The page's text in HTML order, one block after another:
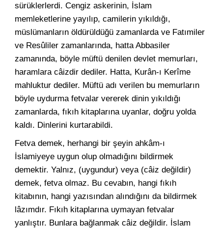
sürüklerlerdi. Cengiz askerinin, İslam
memleketlerine yayılıp, camilerin yıkıldığı,
müslümanların öldürüldüğü zamanlarda ve Fatımiler
ve Resûliler zamanlarında, hatta Abbasiler
zamanında, böyle müftü denilen devlet memurları,
haramlara câizdir dediler. Hatta, Kurân-ı Kerîme
mahluktur dediler. Müftü adı verilen bu memurların
böyle uydurma fetvalar vererek dinin yıkıldığı
zamanlarda, fıkıh kitaplarına uyanlar, doğru yolda
kaldı. Dinlerini kurtarabildi.
Fetva demek, herhangi bir şeyin ahkâm-ı
İslamiyeye uygun olup olmadığını bildirmek
demektir. Yalnız, (uygundur) veya (câiz değildir)
demek, fetva olmaz. Bu cevabın, hangi fıkıh
kitabının, hangi yazısından alındığını da bildirmek
lâzımdır. Fıkıh kitaplarına uymayan fetvalar
yanlıştır. Bunlara bağlanmak câiz değildir. İslam